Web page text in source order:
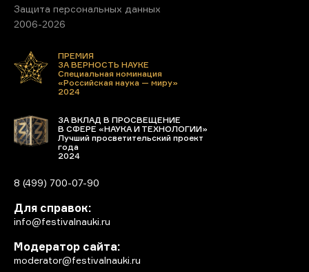
Защита персональных данных
2006-2026
ПРЕМИЯ
ЗА ВЕРНОСТЬ НАУКЕ
Специальная номинация
«Российская наука — миру»
2024
ЗА ВКЛАД В ПРОСВЕЩЕНИЕ
В СФЕРЕ «НАУКА И ТЕХНОЛОГИИ»
Лучший просветительский проект
года
2024
8 (499) 700-07-90
Для справок:
info@festivalnauki.ru
Модератор сайта:
moderator@festivalnauki.ru